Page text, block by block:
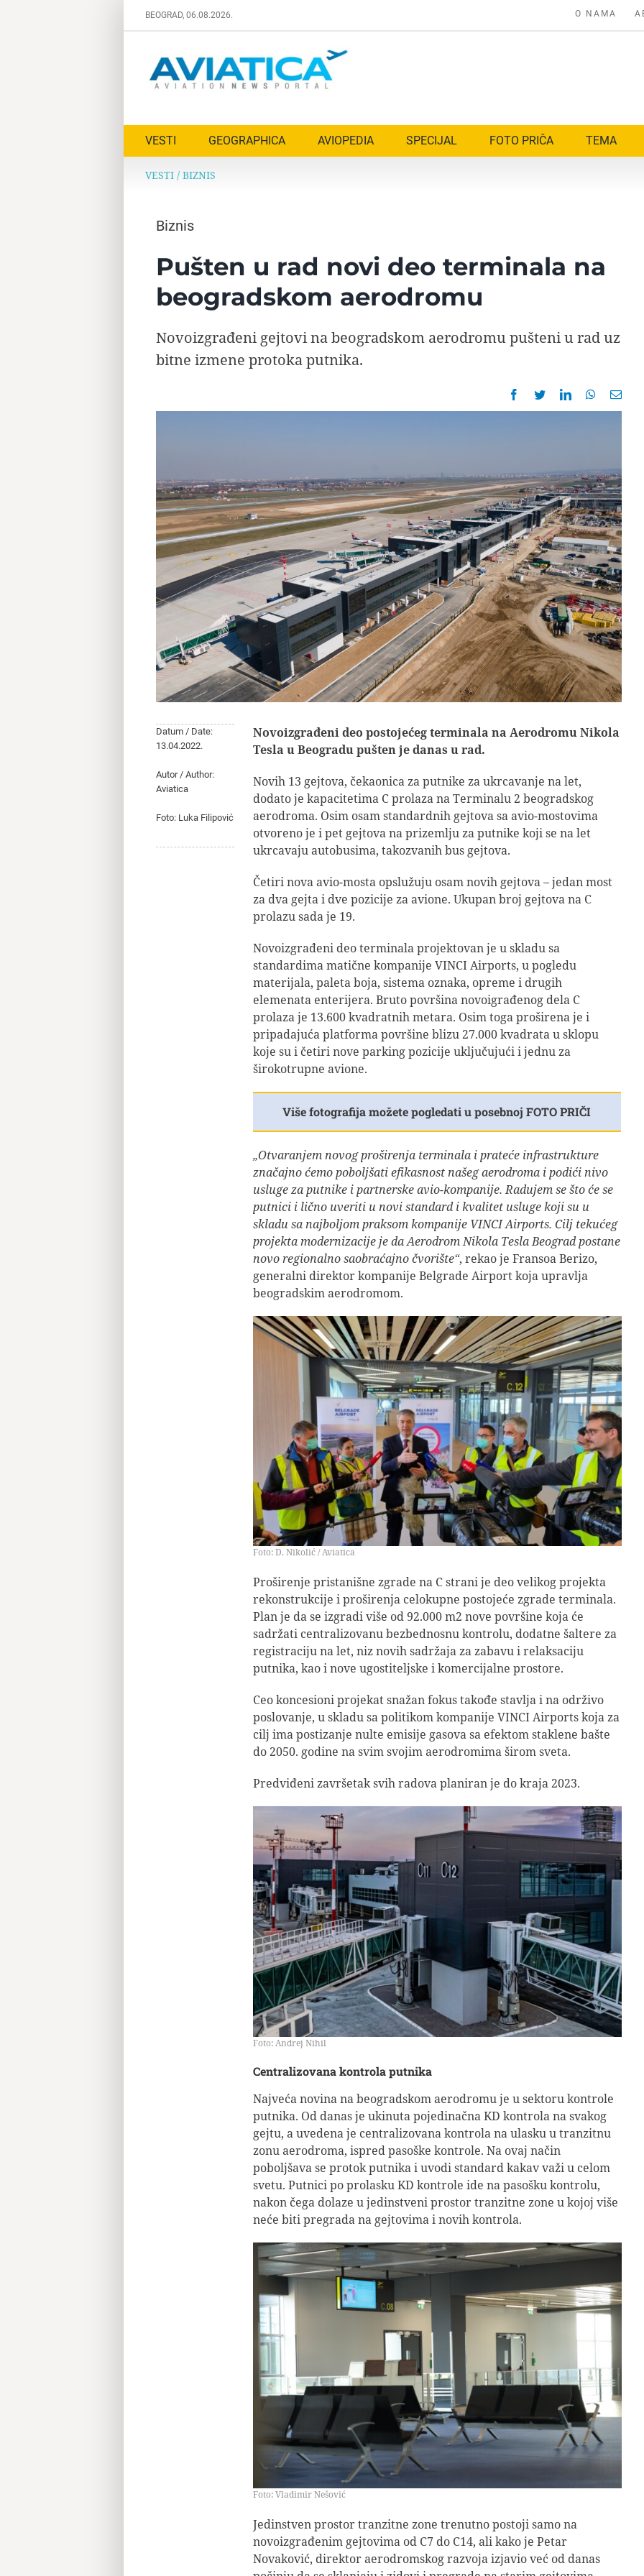
BEOGRAD, 06.08.2026. O NAMA
VESTI GEOGRAPHICA AVIOPEDIA SPECIJAL FOTO PRIČA TEMA
VESTI/ BIZNIS
Biznis
Pušten u rad novi deo terminala na
beogradskom aerodromu
Novoizgrađeni gejtovi na beogradskom aerodromu pušteni u rad uz
bitne izmene protoka putnika.
Datum / Date:
13.04.2022.
Autor / Author:
Aviatica
Foto: Luka Filipović
Novoizgrađeni deo postojećeg terminala na Aerodromu Nikola
Tesla u Beogradu pušten je danas u rad.
Novih 13 gejtova, čekaonica za putnike za ukrcavanje na let,
dodato je kapacitetima C prolaza na Terminalu 2 beogradskog
aerodroma. Osim osam standardnih gejtova sa avio-mostovima
otvoreno je i pet gejtova na prizemlju za putnike koji se na let
ukrcavaju autobusima, takozvanih bus gejtova.
Četiri nova avio-mosta opslužuju osam novih gejtova – jedan most
za dva gejta i dve pozicije za avione. Ukupan broj gejtova na C
prolazu sada je 19.
Novoizgrađeni deo terminala projektovan je u skladu sa
standardima matične kompanije VINCI Airports, u pogledu
materijala, paleta boja, sistema oznaka, opreme i drugih
elemenata enterijera. Bruto površina novoigrađenog dela C
prolaza je 13.600 kvadratnih metara. Osim toga proširena je i
pripadajuća platforma površine blizu 27.000 kvadrata u sklopu
koje su i četiri nove parking pozicije uključujući i jednu za
širokotrupne avione.
Više fotografija možete pogledati u posebnoj FOTO PRIČI
„Otvaranjem novog proširenja terminala i prateće infrastrukture
značajno ćemo poboljšati efikasnost našeg aerodroma i podići nivo
usluge za putnike i partnerske avio-kompanije. Radujem se što će se
putnici i lično uveriti u novi standard i kvalitet usluge koji su u
skladu sa najboljom praksom kompanije VINCI Airports. Cilj tekućeg
projekta modernizacije je da Aerodrom Nikola Tesla Beograd postane
novo regionalno saobraćajno čvorište“, rekao je Fransoa Berizo,
generalni direktor kompanije Belgrade Airport koja upravlja
beogradskim aerodromom.
Foto: D. Nikolić / Aviatica
Proširenje pristanišne zgrade na C strani je deo velikog projekta
rekonstrukcije i proširenja celokupne postojeće zgrade terminala.
Plan je da se izgradi više od 92.000 m2 nove površine koja će
sadržati centralizovanu bezbednosnu kontrolu, dodatne šaltere za
registraciju na let, niz novih sadržaja za zabavu i relaksaciju
putnika, kao i nove ugostiteljske i komercijalne prostore.
Ceo koncesioni projekat snažan fokus takođe stavlja i na održivo
poslovanje, u skladu sa politikom kompanije VINCI Airports koja za
cilj ima postizanje nulte emisije gasova sa efektom staklene bašte
do 2050. godine na svim svojim aerodromima širom sveta.
Predviđeni završetak svih radova planiran je do kraja 2023.
Foto: Andrej Nihil
Centralizovana kontrola putnika
Najveća novina na beogradskom aerodromu je u sektoru kontrole
putnika. Od danas je ukinuta pojedinačna KD kontrola na svakog
gejtu, a uvedena je centralizovana kontrola na ulasku u tranzitnu
zonu aerodroma, ispred pasoške kontrole. Na ovaj način
poboljšava se protok putnika i uvodi standard kakav važi u celom
svetu. Putnici po prolasku KD kontrole ide na pasošku kontrolu,
nakon čega dolaze u jedinstveni prostor tranzitne zone u kojoj više
neće biti pregrada na gejtovima i novih kontrola.
Foto: Vladimir Nešović
Jedinstven prostor tranzitne zone trenutno postoji samo na
novoizgrađenim gejtovima od C7 do C14, ali kako je Petar
Novaković, direktor aerodromskog razvoja izjavio već od danas